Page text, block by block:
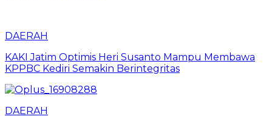
DAERAH
KAKI Jatim Optimis Heri Susanto Mampu Membawa
KPPBC Kediri Semakin Berintegritas
DAERAH